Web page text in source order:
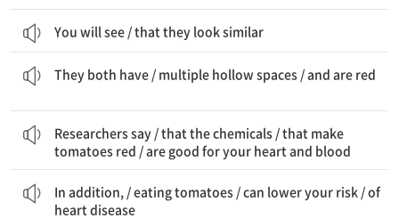
You will see / that they look similar
They both have / multiple hollow spaces / and are red
Researchers say / that the chemicals / that make
tomatoes red / are good for your heart and blood
In addition, / eating tomatoes / can lower your risk / of
heart disease